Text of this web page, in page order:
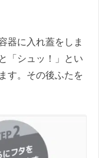
器に入れ蓋をしま
「シュッ！」とい
す。その後ふたを